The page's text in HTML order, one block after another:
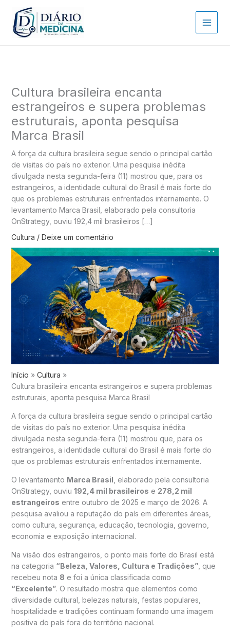
para
conteúdo
Cultura brasileira encanta
estrangeiros e supera problemas
estruturais, aponta pesquisa
Marca Brasil
A força da cultura brasileira segue sendo o principal cartão
de visitas do país no exterior. Uma pesquisa inédita
divulgada nesta segunda-feira (11) mostrou que, para os
estrangeiros, a identidade cultural do Brasil é mais forte do
que os problemas estruturais enfrentados internamente. O
levantamento Marca Brasil, elaborado pela consultoria
OnStrategy, ouviu 192,4 mil brasileiros […]
Cultura / Deixe um comentário
Início
Cultura
Cultura brasileira encanta estrangeiros e supera problemas
estruturais, aponta pesquisa Marca Brasil
A força da cultura brasileira segue sendo o principal cartão
de visitas do país no exterior. Uma pesquisa inédita
divulgada nesta segunda-feira (11) mostrou que, para os
estrangeiros, a identidade cultural do Brasil é mais forte do
que os problemas estruturais enfrentados internamente.
O levantamento Marca Brasil , elaborado pela consultoria
OnStrategy, ouviu 192,4 mil brasileiros e 278,2 mil
estrangeiros entre outubro de 2025 e março de 2026. A
pesquisa avaliou a reputação do país em diferentes áreas,
como cultura, segurança, educação, tecnologia, governo,
economia e exposição internacional.
Na visão dos estrangeiros, o ponto mais forte do Brasil está
na categoria “Beleza, Valores, Cultura e Tradições”, que
recebeu nota 8 e foi a única classificada como
“Excelente”. O resultado mostra que elementos como
diversidade cultural, belezas naturais, festas populares,
hospitalidade e tradições continuam formando uma imagem
positiva do país fora do território nacional.